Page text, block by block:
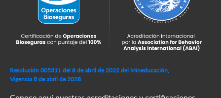
Resolución 005311 del 8 de abril de 2022 del Mineducación,
Vigencia 8 de abril de 2028